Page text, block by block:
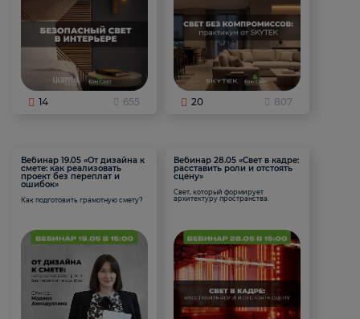
14 655 20 807
Вебинар 19.05 «От дизайна к
смете: как реализовать
проект без переплат и
ошибок»
Как подготовить грамотную смету?
Вебинар 28.05 «Свет в кадре:
расставить роли и отстоять
сцену»
Свет, который формирует
архитектуру пространства.